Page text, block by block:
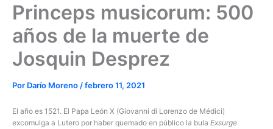
Princeps musicorum: 500
años de la muerte de
Josquin Desprez
Por Darío Moreno/febrero 11, 2021
El año es 1521. El Papa León X (Giovanni di Lorenzo de Médici)
excomulga a Lutero por haber quemado en público la bula Exsurge